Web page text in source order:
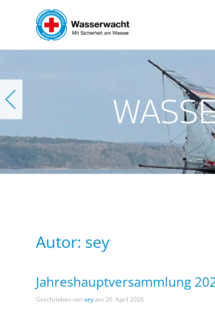
Skip to main content
Autor: sey
Jahreshauptversammlung
Geschrieben vonseyam 20. April 2026.